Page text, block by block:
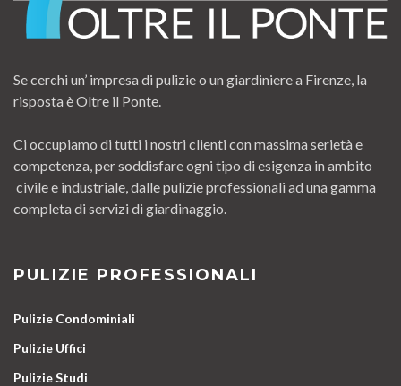
Se cerchi un’ impresa di pulizie o un giardiniere a Firenze, la
risposta è Oltre il Ponte.
Ci occupiamo di tutti i nostri clienti con massima serietà e
competenza, per soddisfare ogni tipo di esigenza in ambito
civile e industriale, dalle pulizie professionali ad una gamma
completa di servizi di giardinaggio.
PULIZIE PROFESSIONALI
Pulizie Condominiali
Pulizie Uffici
Pulizie Studi